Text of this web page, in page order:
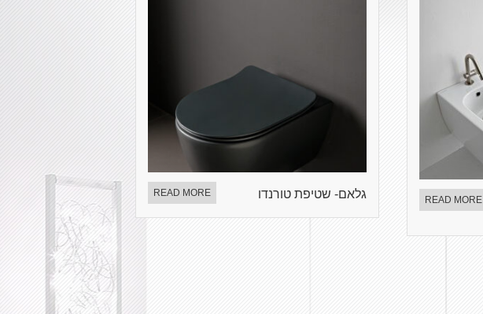
גלאם- שטיפת טורנדו READ MORE
READ MORE